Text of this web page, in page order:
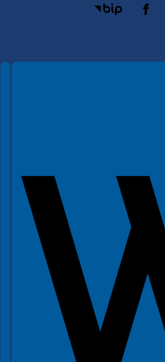
Spełniamy standardy WCAG 2.2
Spełniamy standardy W3C